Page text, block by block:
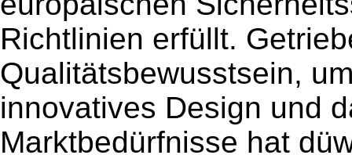
Richtlinien erfüllt.
Qualitätsbewusstsein,
innovatives Design und
Marktbedürfnisse hat